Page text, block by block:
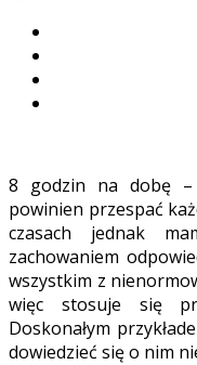
8 godzin na dobę –
powinien przespać
czasach jednak
zachowaniem
wszystkim z
więc stosuje się
Doskonałym
dowiedzieć się o nim